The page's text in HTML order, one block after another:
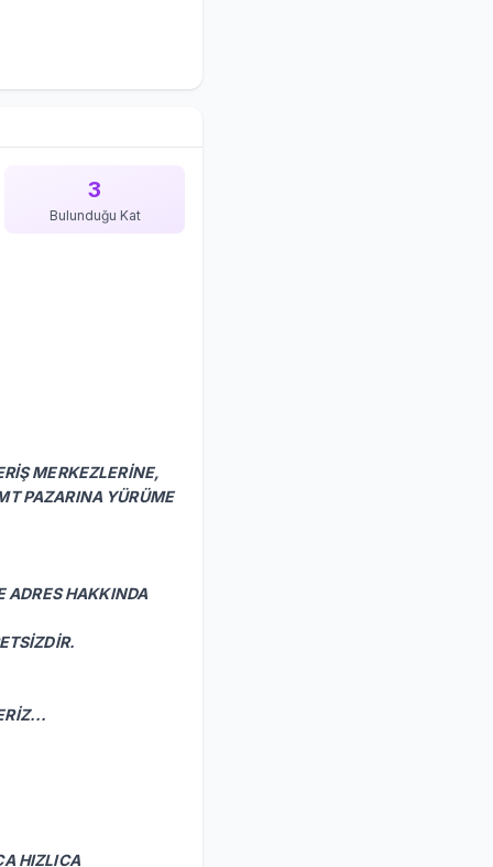
3
Bulunduğu Kat
MERKEZLERİNE,
PAZARINA YÜRÜME
HAKKINDA
HIZLICA